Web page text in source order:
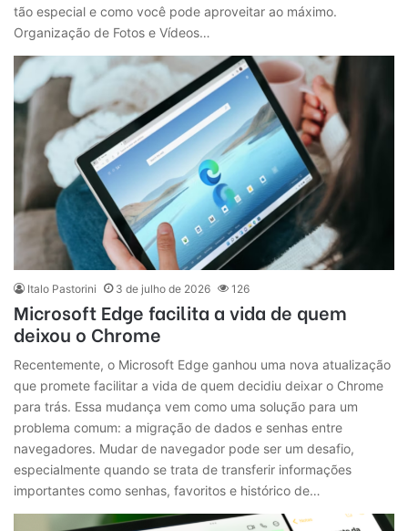
tão especial e como você pode aproveitar ao máximo.
Organização de Fotos e Vídeos…
Italo Pastorini 3 de julho de 2026 126
Microsoft Edge facilita a vida de quem
deixou o Chrome
Recentemente, o Microsoft Edge ganhou uma nova atualização
que promete facilitar a vida de quem decidiu deixar o Chrome
para trás. Essa mudança vem como uma solução para um
problema comum: a migração de dados e senhas entre
navegadores. Mudar de navegador pode ser um desafio,
especialmente quando se trata de transferir informações
importantes como senhas, favoritos e histórico de…